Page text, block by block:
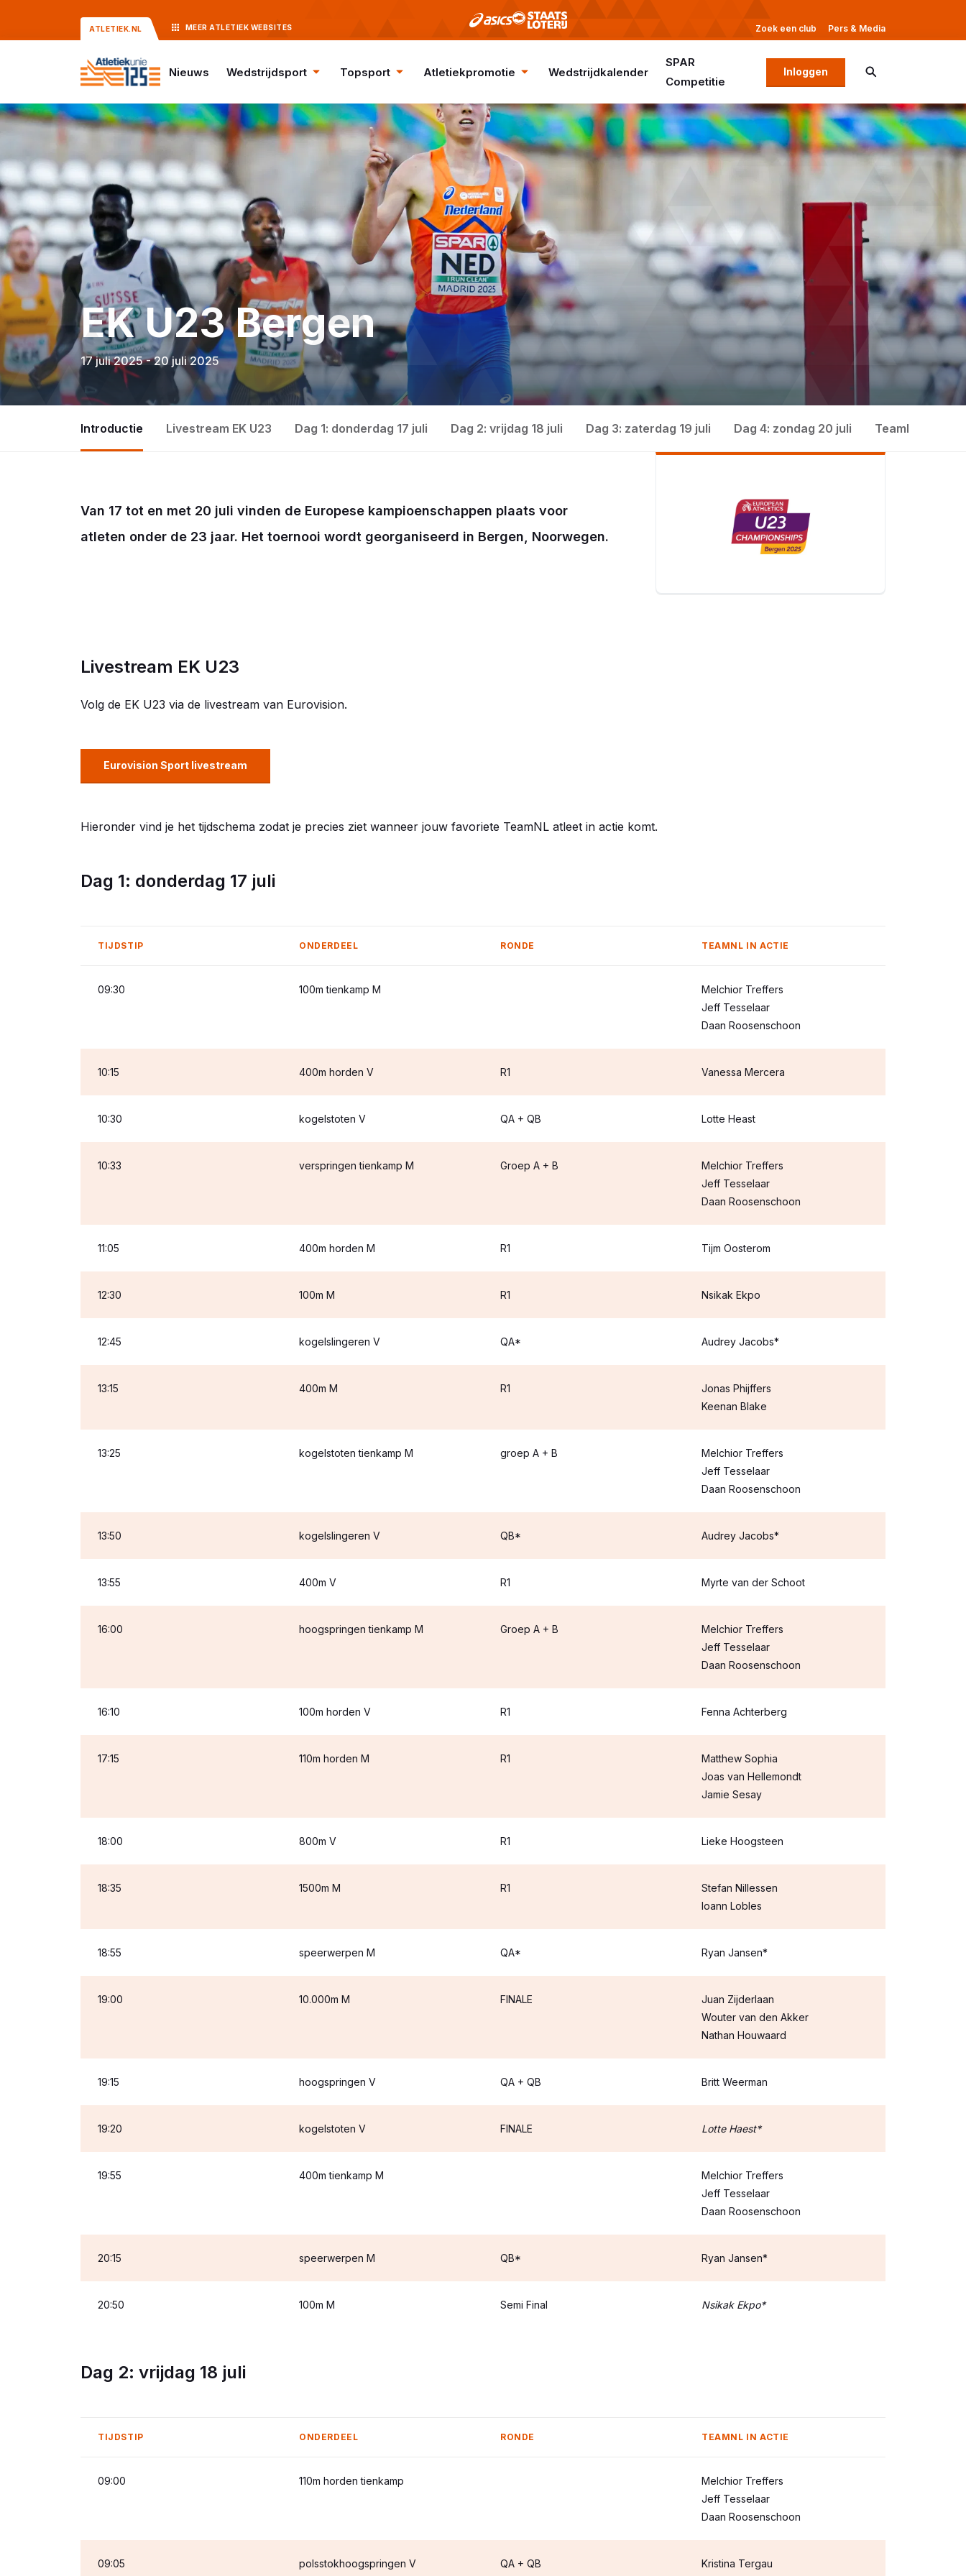
ATLETIEK.NL MEER ATLETIEK WEBSITES Zoek een club Pers & Media
Nieuws Wedstrijdsport Topsport Atletiekpromotie Wedstrijdkalender
SPAR
Competitie
Inloggen
EK U23 Bergen
17 juli 2025 - 20 juli 2025
Introductie Livestream EK U23 Dag 1: donderdag 17 juli Dag 2: vrijdag 18 juli Dag 3: zaterdag 19 juli Dag 4: zondag 20 juli TeamNL in
Van 17 tot en met 20 juli vinden de Europese kampioenschappen plaats voor
atleten onder de 23 jaar. Het toernooi wordt georganiseerd in Bergen, Noorwegen.
Livestream EK U23
Volg de EK U23 via de livestream van Eurovision.
Eurovision Sport livestream
Hieronder vind je het tijdschema zodat je precies ziet wanneer jouw favoriete TeamNL atleet in actie komt.
Dag 1: donderdag 17 juli
TIJDSTIP ONDERDEEL RONDE TEAMNL IN ACTIE
09:30 100m tienkamp M
Melchior Treffers
Jeff Tesselaar
Daan Roosenschoon
10:15 400m horden V R1 Vanessa Mercera
10:30 kogelstoten V QA + QB Lotte Heast
10:33 verspringen tienkamp M Groep A + B
Melchior Treffers
Jeff Tesselaar
Daan Roosenschoon
11:05 400m horden M R1 Tijm Oosterom
12:30 100m M R1 Nsikak Ekpo
12:45 kogelslingeren V QA* Audrey Jacobs*
13:15 400m M R1
Jonas Phijffers
Keenan Blake
13:25 kogelstoten tienkamp M groep A + B
Melchior Treffers
Jeff Tesselaar
Daan Roosenschoon
13:50 kogelslingeren V QB* Audrey Jacobs*
13:55 400m V R1 Myrte van der Schoot
16:00 hoogspringen tienkamp M Groep A + B
Melchior Treffers
Jeff Tesselaar
Daan Roosenschoon
16:10 100m horden V R1 Fenna Achterberg
17:15 110m horden M R1
Matthew Sophia
Joas van Hellemondt
Jamie Sesay
18:00 800m V R1 Lieke Hoogsteen
18:35 1500m M R1
Stefan Nillessen
Ioann Lobles
18:55 speerwerpen M QA* Ryan Jansen*
19:00 10.000m M FINALE
Juan Zijderlaan
Wouter van den Akker
Nathan Houwaard
19:15 hoogspringen V QA + QB Britt Weerman
19:20 kogelstoten V FINALE Lotte Haest*
19:55 400m tienkamp M
Melchior Treffers
Jeff Tesselaar
Daan Roosenschoon
20:15 speerwerpen M QB* Ryan Jansen*
20:50 100m M Semi Final Nsikak Ekpo*
Dag 2: vrijdag 18 juli
TIJDSTIP ONDERDEEL RONDE TEAMNL IN ACTIE
09:00 110m horden tienkamp
Melchior Treffers
Jeff Tesselaar
Daan Roosenschoon
09:05 polsstokhoogspringen V QA + QB Kristina Tergau